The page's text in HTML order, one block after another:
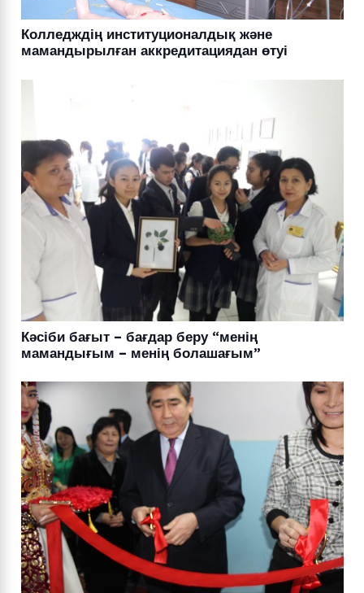
Колледждің институционалдық және
мамандырылған аккредитациядан өтуі
Кәсіби бағыт – бағдар беру “менің
мамандығым – менің болашағым”